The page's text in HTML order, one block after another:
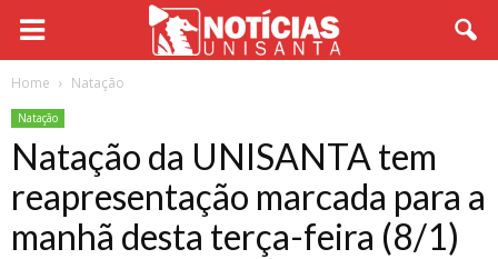
Home Natação
Natação
Natação da UNISANTA tem
reapresentação marcada para a
manhã desta terça-feira (8/1)